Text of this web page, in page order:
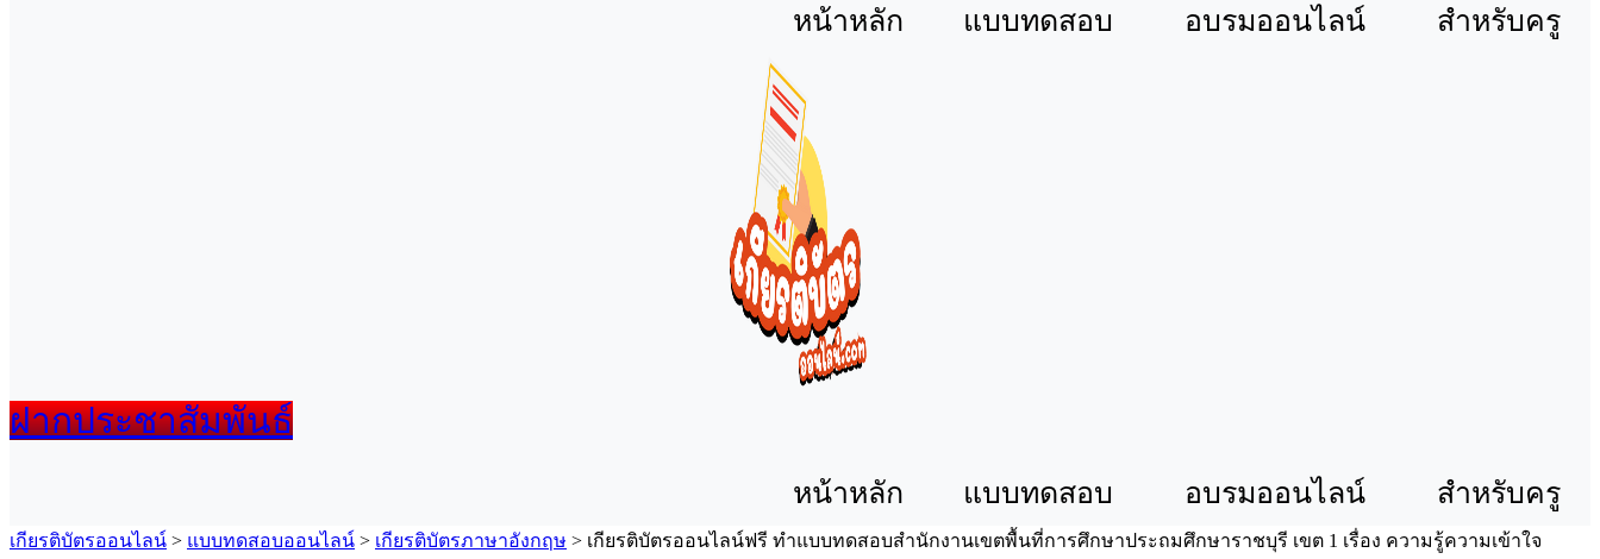
หน้าหลัก แบบทดสอบ อบรมออนไลน์ สำหรับครู
ฝากประชาสัมพันธ์
หน้าหลัก แบบทดสอบ อบรมออนไลน์ สำหรับครู
เกียรติบัตรออนไลน์ > แบบทดสอบออนไลน์ > เกียรติบัตรภาษาอังกฤษ > เกียรติบัตรออนไลน์ฟรี ทำแบบทดสอบสำนักงานเขตพื้นที่การศึกษาประถมศึกษาราชบุรี เขต 1 เรื่อง ความรู้ความเข้าใจ